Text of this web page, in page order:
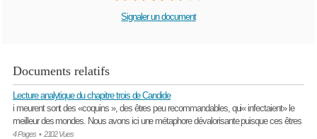
Signaler un document
Documents relatifs
Lecture analytique du chapitre trois de Candide
i meurent sont des «coquins », des êtres peu recommandables, qui« infectaient» le
meilleur des mondes. Nous avons ici une métaphore dévalorisante puisque ces êtres
4 Pages• 2102 Vues